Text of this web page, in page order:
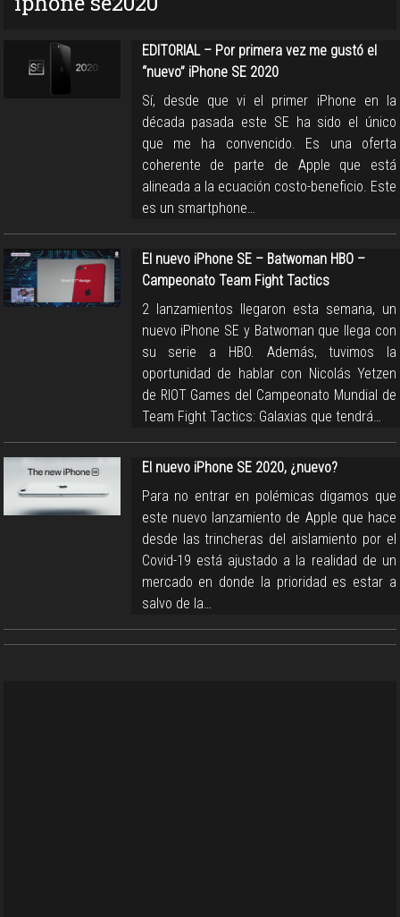
EDITORIAL – Por primera vez me gustó el
“nuevo” iPhone SE 2020
Sí, desde que vi el primer iPhone en la
década pasada este SE ha sido el único
que me ha convencido. Es una oferta
coherente de parte de Apple que está
alineada a la ecuación costo-beneficio. Este
es un smartphone…
El nuevo iPhone SE – Batwoman HBO –
Campeonato Team Fight Tactics
2 lanzamientos llegaron esta semana, un
nuevo iPhone SE y Batwoman que llega con
su serie a HBO. Además, tuvimos la
oportunidad de hablar con Nicolás Yetzen
de RIOT Games del Campeonato Mundial de
Team Fight Tactics: Galaxias que tendrá…
El nuevo iPhone SE 2020, ¿nuevo?
Para no entrar en polémicas digamos que
este nuevo lanzamiento de Apple que hace
desde las trincheras del aislamiento por el
Covid-19 está ajustado a la realidad de un
mercado en donde la prioridad es estar a
salvo de la…